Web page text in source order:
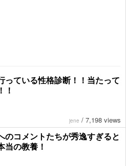
っている性格診断！！当たって
！
jene / 7,198 views
のコメントたちが秀逸すぎると
の教養！